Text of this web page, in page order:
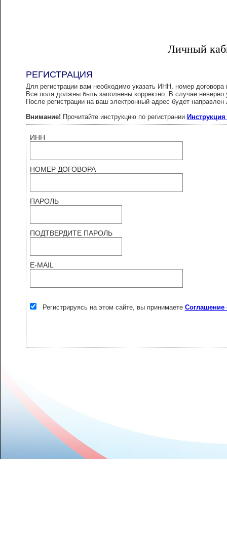
Личный
РЕГИСТРАЦИЯ
Для регистрации вам необходимо указать ИНН, номер
Все поля должны быть заполнены корректно. В случае
После регистрации на ваш электронный адрес будет
Внимание! Прочитайте инструкцию по регистрании
ИНН
НОМЕР ДОГОВОРА
ПАРОЛЬ
ПОДТВЕРДИТЕ ПАРОЛЬ
E-MAIL
Регистрируясь на этом сайте, вы принимаете Соглашение